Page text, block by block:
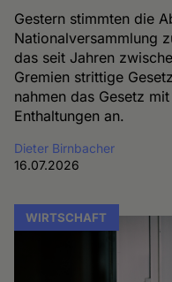
Gestern stimmten die
Nationalversammlung
das seit Jahren
Gremien strittige
nahmen das Gesetz
Enthaltungen an.
Dieter Birnbacher
16.07.2026
WIRTSCHAFT